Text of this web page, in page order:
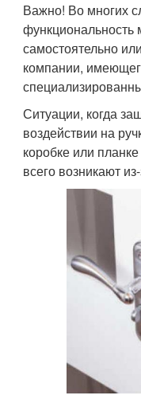
Важно! Во многих
функциональность
самостоятельно
компании,
Ситуации, когда
воздействии на
коробке или
всего возникают